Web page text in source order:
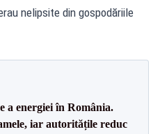
nelipsite din gospodăriile
a energiei în România.
iar autoritățile reduc